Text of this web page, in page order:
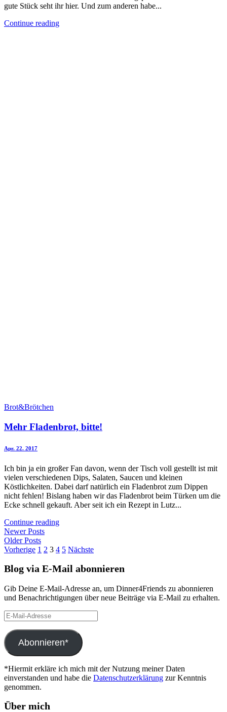
gute Stück seht ihr hier. Und zum anderen habe...
Continue reading
Brot&Brötchen
Mehr Fladenbrot, bitte!
Apr. 22. 2017
Ich bin ja ein großer Fan davon, wenn der Tisch voll gestellt ist mit
vielen verschiedenen Dips, Salaten, Saucen und kleinen
Köstlichkeiten. Dabei darf natürlich ein Fladenbrot zum Dippen
nicht fehlen! Bislang haben wir das Fladenbrot beim Türken um die
Ecke schnell gekauft. Aber seit ich ein Rezept in Lutz...
Continue reading
Newer Posts
Older Posts
Seitennummerierung
der
Beiträge
Vorherige 1 2 3 4 5 Nächste
Blog via E-Mail abonnieren
Gib Deine E-Mail-Adresse an, um Dinner4Friends zu abonnieren
und Benachrichtigungen über neue Beiträge via E-Mail zu erhalten.
E-
Mail-
Adresse
Abonnieren*
*Hiermit erkläre ich mich mit der Nutzung meiner Daten
einverstanden und habe die Datenschutzerklärung zur Kenntnis
genommen.
Über mich